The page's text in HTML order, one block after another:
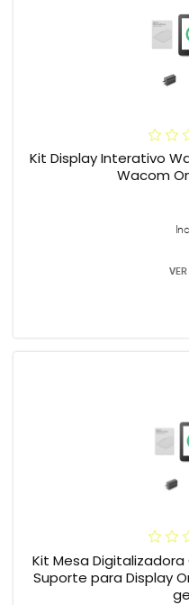
Kit Display Interativo
Wacom
VER
Kit Mesa
Suporte para Display